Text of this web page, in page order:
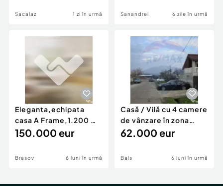
Sacalaz 1 zi în urmă Sanandrei 6 zile în urmă
Eleganta,echipata
casa A Frame,1.200 mp
teren,deschidere Pia
150.000 eur
Brasov 6 luni în urmă
Casă / Vilă cu 4 camere
de vânzare în zona
Periferie
62.000 eur
Bals 6 luni în urmă